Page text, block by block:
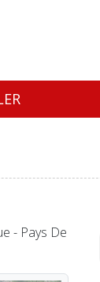
- Pays De